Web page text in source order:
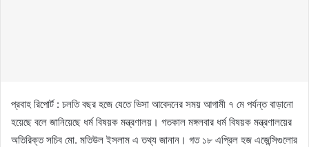
প্রবাহ রিপোর্ট : চলতি বছর হজে যেতে ভিসা আবেদনের সময় আগামী ৭ মে পর্যন্ত বাড়ানো
হয়েছে বলে জানিয়েছে ধর্ম বিষয়ক মন্ত্রণালয়। গতকাল মঙ্গলবার ধর্ম বিষয়ক মন্ত্রণালয়ের
অতিরিক্ত সচিব মো. মতিউল ইসলাম এ তথ্য জানান। গত ১৮ এপ্রিল হজ এজেন্সিগুলোর